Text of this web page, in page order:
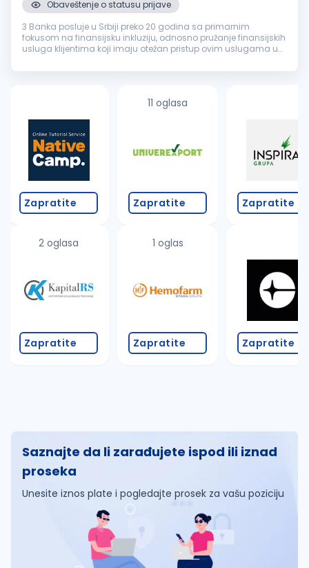
Obaveštenje o statusu prijave
3 Banka posluje u Srbiji preko 20 godina sa primarnim
fokusom na finansijsku inkluziju, odnosno pružanje finansijskih
usluga klijentima koji imaju otežan pristup ovim uslugama u
pozitivno radno okruž...
Zapratite
2 oglasa
Zapratite
11 oglasa
Zapratite
1 oglas
Zapratite
Zapratite
Zapratite
Saznajte da li zarađujete ispod ili iznad
proseka
Unesite iznos plate i pogledajte prosek za vašu poziciju